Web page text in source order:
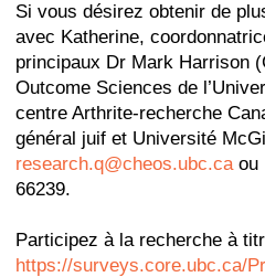
Si vous désirez obtenir de
avec Katherine,
principaux Dr Mark Harrison
Outcome Sciences de
centre Arthrite-recherche
général juif et Université
research.q@cheos.ubc.caou
66239.
Participez à la recherche à
https://surveys.core.ubc.ca/